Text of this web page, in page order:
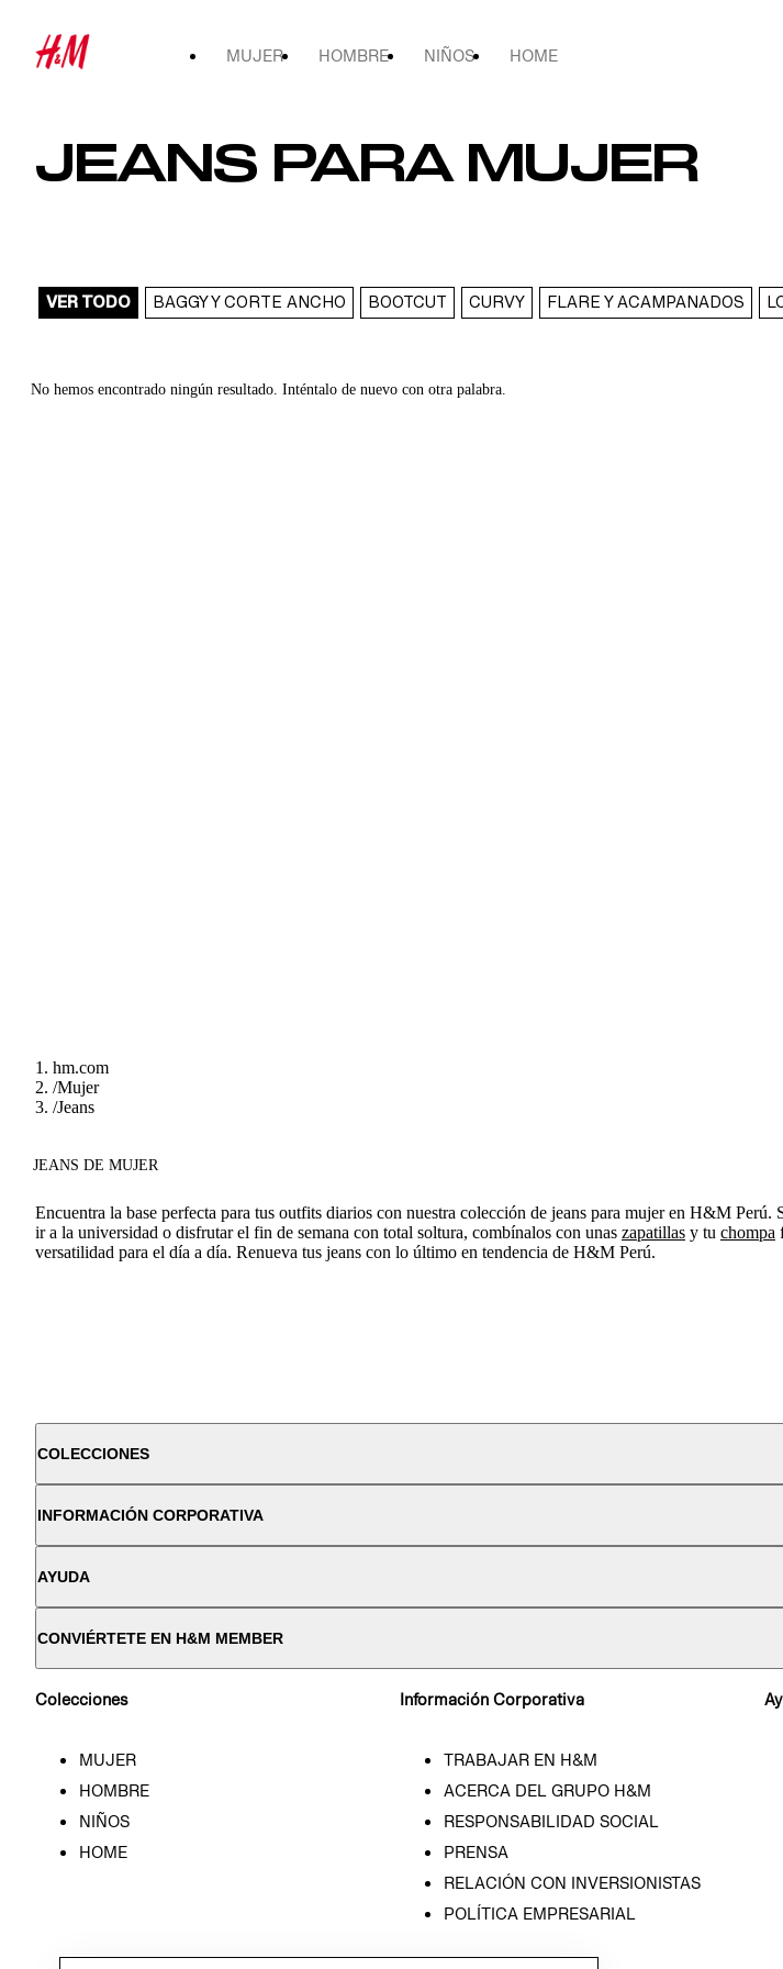
MUJER HOMBRE NIÑOS HOME
JEANS PARA MUJER
VER TODO BAGGY Y CORTE ANCHO BOOTCUT CURVY FLARE Y ACAMPANADOS
No hemos encontrado ningún resultado. Inténtalo de nuevo con otra palabra.
hm.com
/Mujer
/Jeans
JEANS DE MUJER
Encuentra la base perfecta para tus outfits diarios con nuestra colección de jeans para mujer en H&M
ir a la universidad o disfrutar el fin de semana con total soltura, combínalos con unas zapatillas y tu chompa
versatilidad para el día a día. Renueva tus jeans con lo último en tendencia de H&M Perú.
COLECCIONES
INFORMACIÓN CORPORATIVA
AYUDA
CONVIÉRTETE EN H&M MEMBER
Colecciones
MUJER
HOMBRE
NIÑOS
HOME
Información Corporativa
TRABAJAR EN H&M
ACERCA DEL GRUPO H&M
RESPONSABILIDAD SOCIAL
PRENSA
RELACIÓN CON INVERSIONISTAS
POLÍTICA EMPRESARIAL